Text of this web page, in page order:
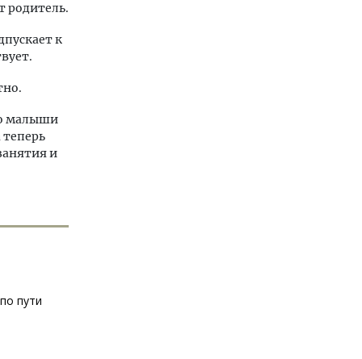
родитель.
к
малыши
теперь
и
пути